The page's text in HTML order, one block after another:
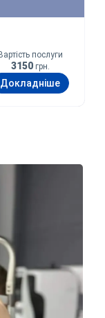
послуги
3150 грн.
Докладніше